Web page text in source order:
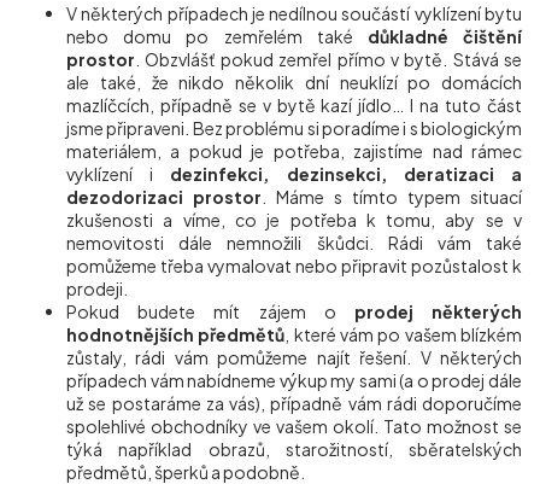
V některých případech je nedílnou součástí vyklízení bytu
nebo domu po zemřelém také důkladné čištění
prostor . Obzvlášť pokud zemřel přímo v bytě. Stává se
ale také, že nikdo několik dní neuklízí po domácích
mazlíčcích, případně se v bytě kazí jídlo… I na tuto část
jsme připraveni. Bez problému si poradíme i s biologickým
materiálem, a pokud je potřeba, zajistíme nad rámec
vyklízení i dezinfekci, dezinsekci, deratizaci a
dezodorizaci prostor . Máme s tímto typem situací
zkušenosti a víme, co je potřeba k tomu, aby se v
nemovitosti dále nemnožili škůdci. Rádi vám také
pomůžeme třeba vymalovat nebo připravit pozůstalost k
prodeji.
Pokud budete mít zájem o prodej některých
hodnotnějších předmětů , které vám po vašem blízkém
zůstaly, rádi vám pomůžeme najít řešení. V některých
případech vám nabídneme výkup my sami (a o prodej dále
už se postaráme za vás), případně vám rádi doporučíme
spolehlivé obchodníky ve vašem okolí. Tato možnost se
týká například obrazů, starožitností, sběratelských
předmětů, šperků a podobně.